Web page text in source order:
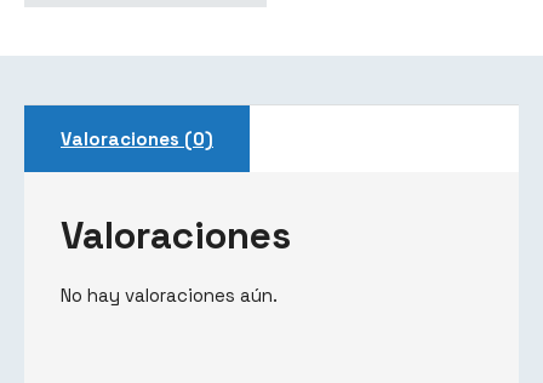
Valoraciones (0)
Valoraciones
No hay valoraciones aún.